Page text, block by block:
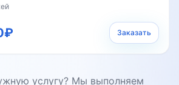
Заказать
услугу? Мы выполняем